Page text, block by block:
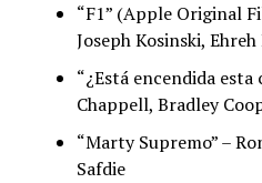
“F1” (Apple Original
Joseph Kosinski,
“¿Está encendida
Chappell, Bradley
“Marty Supremo” –
Safdie